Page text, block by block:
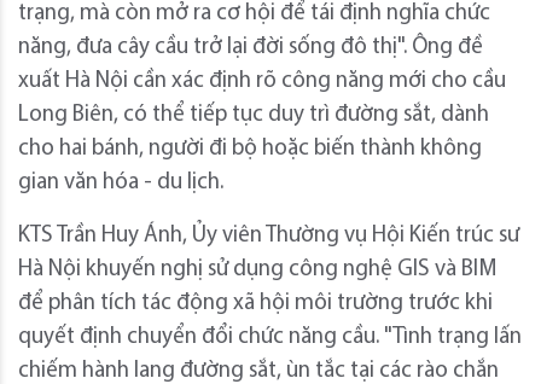
trạng, mà còn mở ra cơ hội để tái định nghĩa chức
năng, đưa cây cầu trở lại đời sống đô thị". Ông đề
xuất Hà Nội cần xác định rõ công năng mới cho cầu
Long Biên, có thể tiếp tục duy trì đường sắt, dành
cho hai bánh, người đi bộ hoặc biến thành không
gian văn hóa - du lịch.
KTS Trần Huy Ánh, Ủy viên Thường vụ Hội Kiến trúc sư
Hà Nội khuyến nghị sử dụng công nghệ GIS và BIM
để phân tích tác động xã hội môi trường trước khi
quyết định chuyển đổi chức năng cầu. "Tình trạng lấn
chiếm hành lang đường sắt, ùn tắc tại các rào chắn